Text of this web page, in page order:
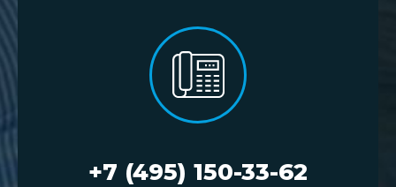
+7 (495) 150-33-62